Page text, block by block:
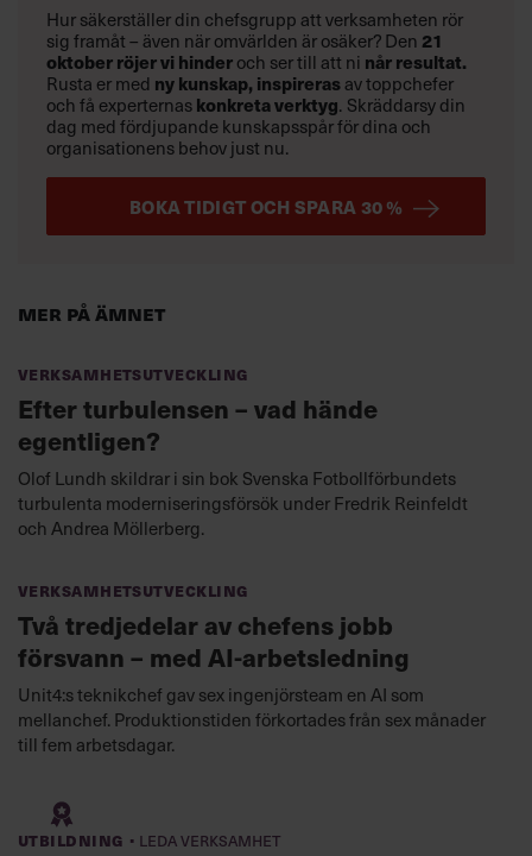
Mer på ämnet
Verksamhetsutveckling
Efter turbulensen – vad hände
egentligen?
Olof Lundh skildrar i sin bok Svenska Fotbollförbundets
turbulenta moderniseringsförsök under Fredrik Reinfeldt
och Andrea Möllerberg.
Verksamhetsutveckling
Två tredjedelar av chefens jobb
försvann – med AI-arbetsledning
Unit4:s teknikchef gav sex ingenjörsteam en AI som
mellanchef. Produktionstiden förkortades från sex månader
till fem arbetsdagar.
Utbildning · Leda verksamhet
Hur säkerställer din chefsgrupp att verksamheten rör
sig framåt – även när omvärlden är osäker? Den 21
oktoberröjer vi hinder och ser till att ni når resultat.
Rusta er med ny kunskap, inspirerasav toppchefer
och få experternas konkreta verktyg. Skräddarsy din
dag med fördjupande kunskapsspår för dina och
organisationens behov just nu.
BOKA TIDIGT OCH SPARA 30 %